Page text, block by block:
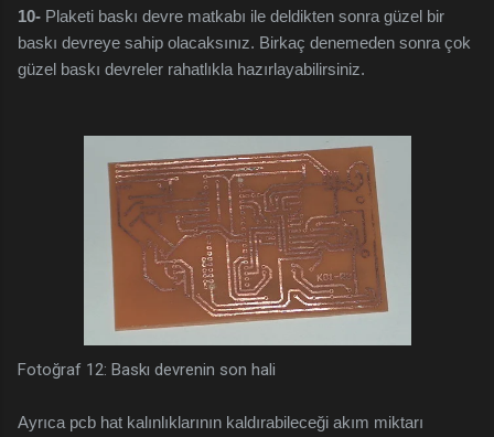
10- Plaketi baskı devre matkabı ile deldikten sonra güzel bir
baskı devreye sahip olacaksınız. Birkaç denemeden sonra çok
güzel baskı devreler rahatlıkla hazırlayabilirsiniz.
Fotoğraf 12: Baskı devrenin son hali
Ayrıca pcb hat kalınlıklarının kaldırabileceği akım miktarı